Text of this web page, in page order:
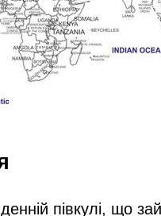
півкулі, що